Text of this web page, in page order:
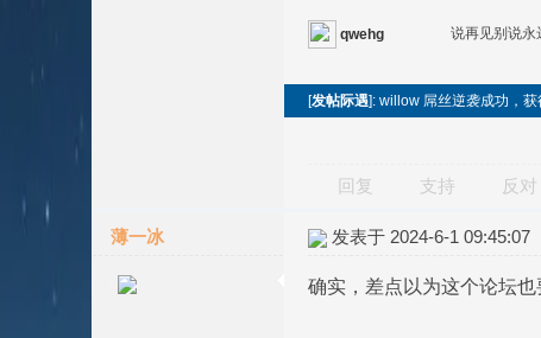
qwehg 说再见别说永
[发帖际遇]: willow 屌丝逆袭成功，
回复 支持 反对
薄一冰 发表于 2024-6-1 09:45:07
确实，差点以为这个论坛也